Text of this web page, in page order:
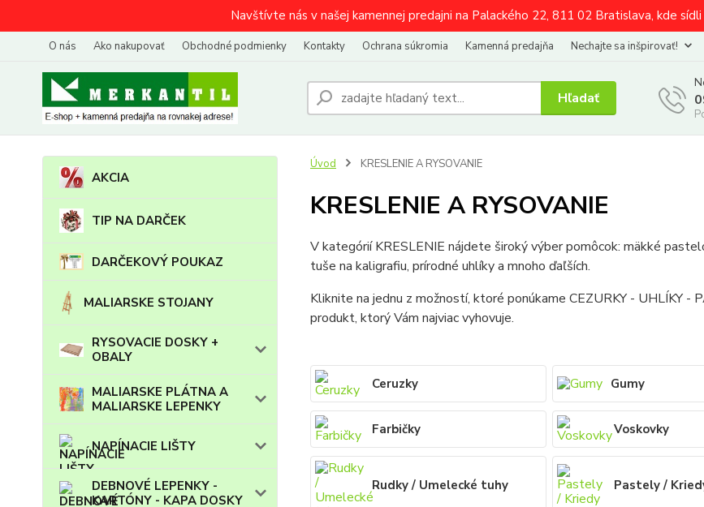
Navštívte nás v našej kamennej predajni na Palackého 22, 811 02 Bratislava, kde
O nás Ako nakupovať Obchodné podmienky Kontakty Ochrana súkromia Kamenná predajňa Nechajte sa inšpirovať!
Hľadať
AKCIA
TIP NA DARČEK
DARČEKOVÝ POUKAZ
MALIARSKE STOJANY
RYSOVACIE DOSKY +
OBALY
MALIARSKE PLÁTNA A
MALIARSKE LEPENKY
NAPÍNACIE LIŠTY
DEBNOVÉ LEPENKY -
KARTÓNY - KAPA DOSKY
Úvod KRESLENIE A RYSOVANIE
KRESLENIE A RYSOVANIE
V kategórií KRESLENIE nájdete široký výber pomôcok: mäkké
tuše na kaligrafiu, prírodné uhlíky a mnoho ďaľších.
Kliknite na jednu z možností, ktoré ponúkame CEZURKY - UHLÍKY
produkt, ktorý Vám najviac vyhovuje.
Ceruzky Gumy
Farbičky Voskovky
Rudky / Umelecké tuhy Pastely /